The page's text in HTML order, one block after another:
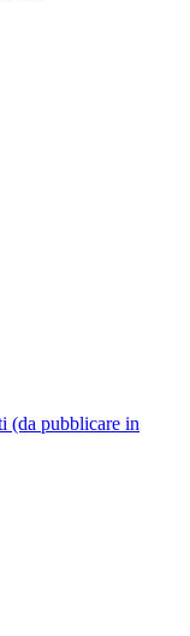
(da pubblicare in